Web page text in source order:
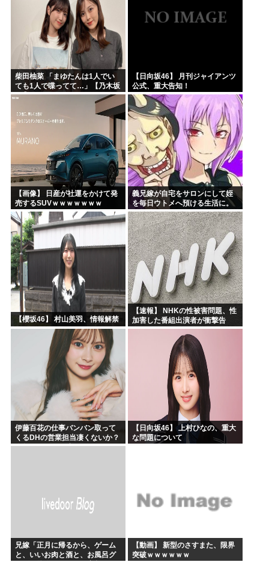
柴田柚菜 「まゆたんは1人でい
ても1人で喋ってて…」【乃木坂
46】
【日向坂46】 月刊ジャイアンツ
公式、重大告知！
【画像】 日産が社運をかけて発
売するSUVｗｗｗｗｗｗｗ
義兄嫁が自宅をサロンにして姪
を毎日ウトメへ預ける生活に。
数年後、そのツケが一気に回っ
てきて…
【櫻坂46】 村山美羽、情報解禁
【速報】 NHKの性被害問題、性
加害した番組出演者が衝撃告
白！
伊藤百花の仕事バンバン取って
くるDHの営業担当凄くないか？
今年のボーナス凄いことになり
【日向坂46】 上村ひなの、重大
な問題について
兄嫁「正月に帰るから、ゲーム
と、いいお肉と酒と、お風呂グ
【動画】 新型のさすまた、限界
突破ｗｗｗｗｗｗ